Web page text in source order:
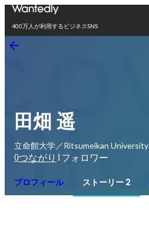
400万人が利用するビジネスSNS
田畑 遥
立命館大学／Ritsumeikan University
0つながり 1 フォロワー
プロフィール ストーリー 2